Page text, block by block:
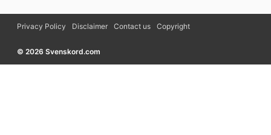
Privacy Policy Disclaimer Contact us Copyright
© 2026 Svenskord.com